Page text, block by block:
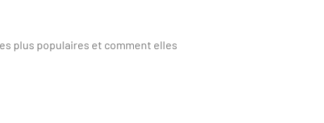
plus populaires et comment elles